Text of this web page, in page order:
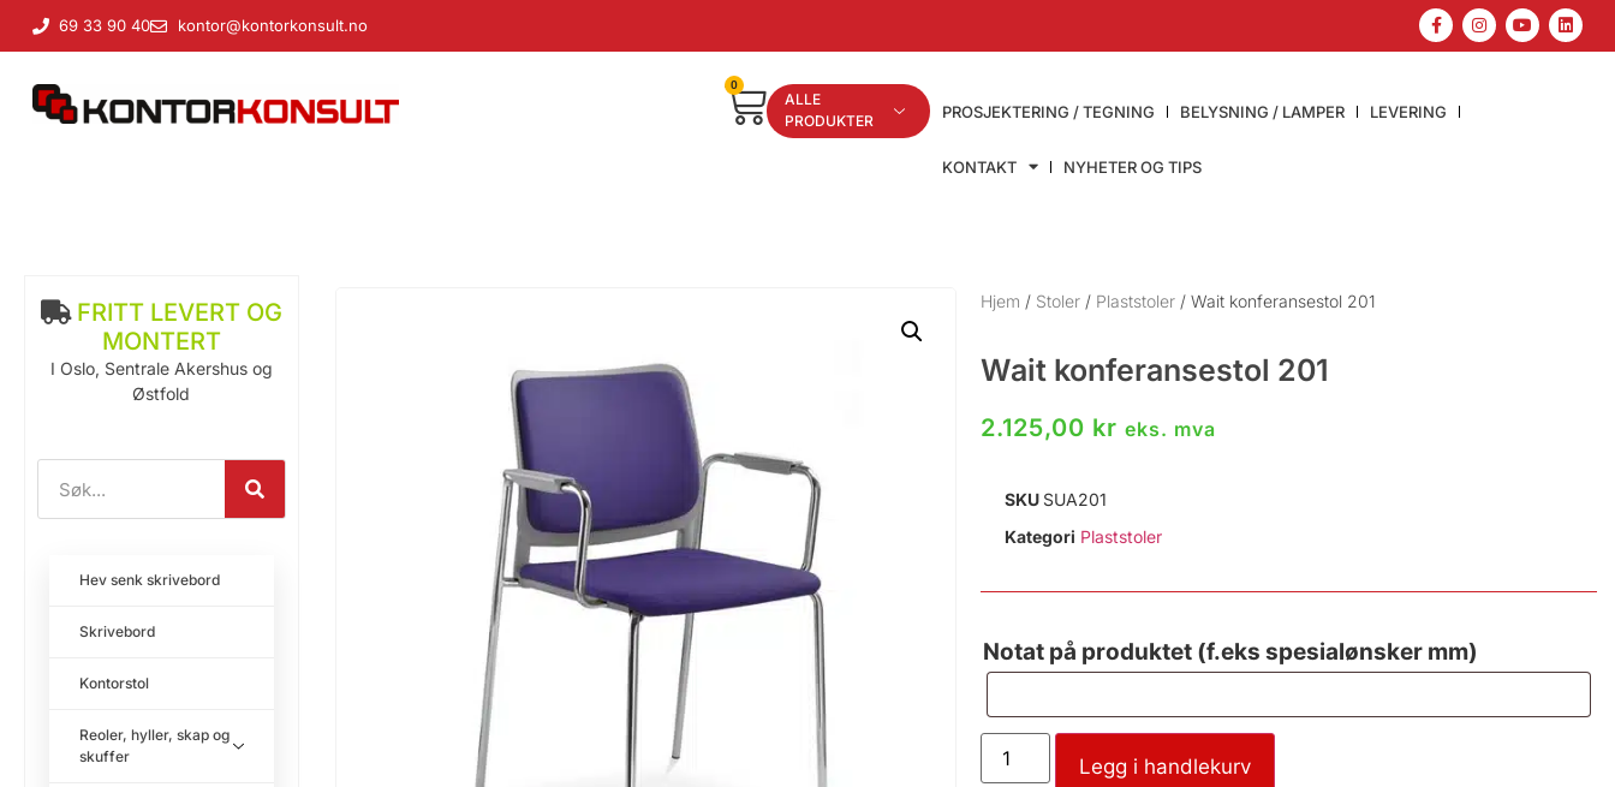
69 33 90 40 kontor@kontorkonsult.no
ALLE
PRODUKTER
PROSJEKTERING / TEGNING BELYSNING / LAMPER LEVERING
KONTAKT NYHETER OG TIPS
0
FRITT LEVERT OG
MONTERT
I Oslo, Sentrale Akershus og
Østfold
Hev senk skrivebord
Skrivebord
Kontorstol
Reoler, hyller, skap og
skuffer
Hjem / Stoler / Plaststoler / Wait konferansestol 201
Wait konferansestol 201
2.125,00 kr eks. mva
SKU SUA201
Kategori Plaststoler
Notat på produktet (f.eks spesialønsker mm)
Legg i handlekurv